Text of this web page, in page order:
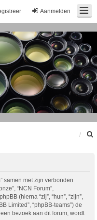
Aanmelden
samen met zijn verbonden
“NCN Forum”,
(hierna “zij”, “hun”, “zijn”,
Limited”, “phpBB-teams”) de
bezoek aan dit forum, wordt